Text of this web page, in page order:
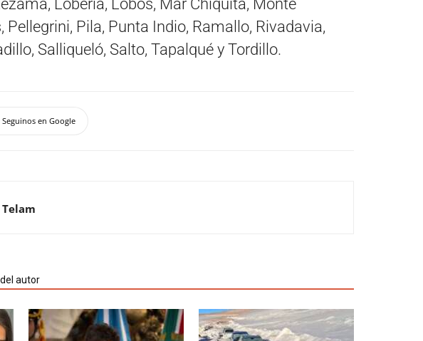
Lobería, Lobos, Mar Chiquita, Monte
Pellegrini, Pila, Punta Indio, Ramallo, Rivadavia,
Salliqueló, Salto, Tapalqué y Tordillo.
Seguinos en Google
autor